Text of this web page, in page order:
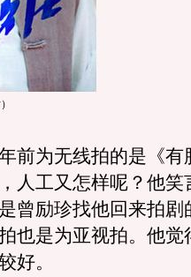
为无线拍的是《有
人工又怎样呢？他笑
曾励珍找他回来拍剧
也是为亚视拍。他觉
好。